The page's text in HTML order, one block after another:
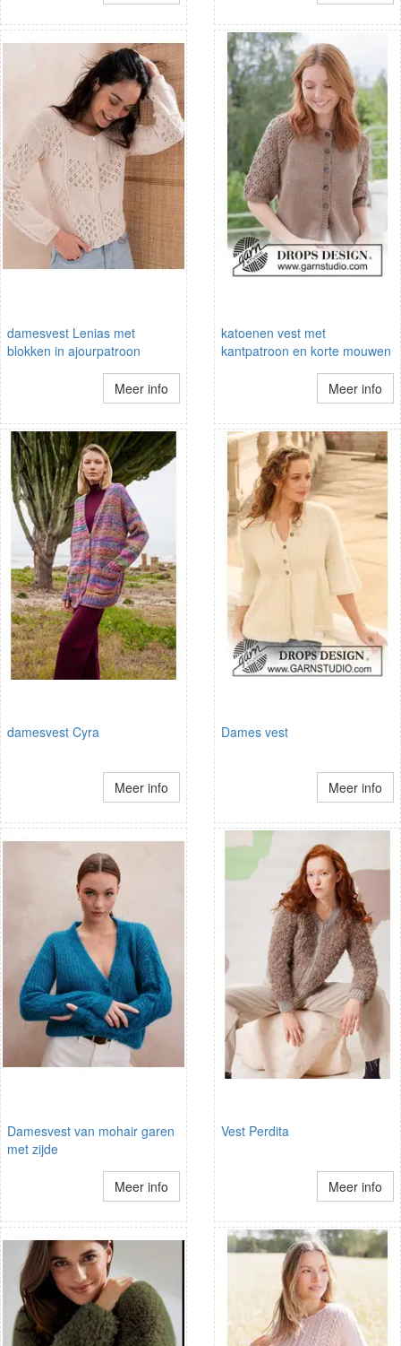
damesvest Lenias met
blokken in ajourpatroon
Meer info
katoenen vest met
kantpatroon en korte mouwen
Meer info
damesvest Cyra
Meer info
Dames vest
Meer info
Damesvest van mohair garen
met zijde
Meer info
Vest Perdita
Meer info